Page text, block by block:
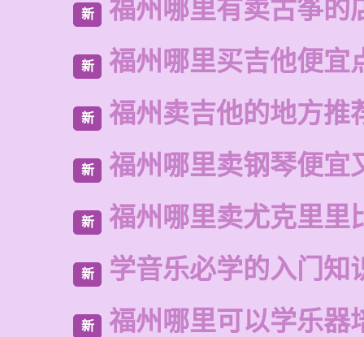
新 福州哪里有卖古筝的
新 福州哪里买吉他便宜
新 福州卖吉他的地方推
新 福州哪里卖钢琴便宜
新 福州哪里卖尤克里里
新 学音乐必学的入门知
新 福州哪里可以学乐器